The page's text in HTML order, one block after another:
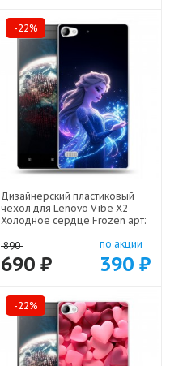
-22%
Дизайнерский пластиковый
чехол для Lenovo Vibe X2
Холодное сердце Frozen арт:
890
690 ₽
по акции
390 ₽
-22%